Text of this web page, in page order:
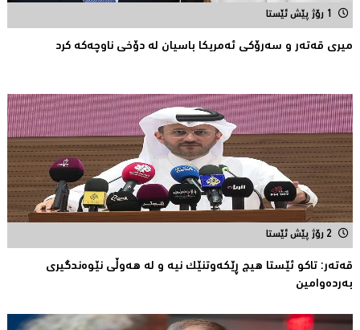
1 رۆژ پێش ئێستا
میری قه‌ته‌ر و سه‌رۆكی ئه‌مریكا باسیان له‌ دۆخی ناوچه‌كه‌ كرد
2 رۆژ پێش ئێستا
قەتەر: تاکو ئێستا هیچ ڕێکەوتنێک نیە و لە هەوڵى نێوەندگیرى
بەردەوامین